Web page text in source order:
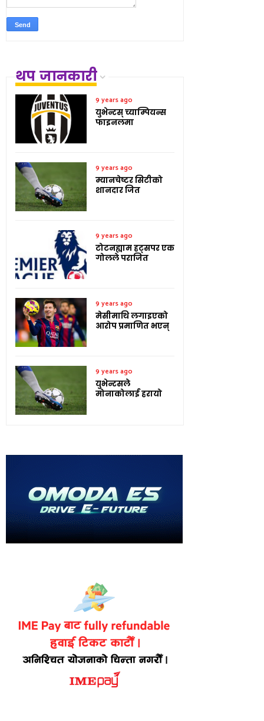
थप जानकारी
9 years ago
युभेन्टस् च्याम्पियन्स
फाइनलमा
9 years ago
म्यानचेष्टर सिटीको
शानदार जित
9 years ago
टोटनह्याम हट्सपर एक
गोलले पराजित
9 years ago
मेसीमाथि लगाइएको
आरोप प्रमाणित भएन्
9 years ago
युभेन्टसले
मोनाकोलाई हरायो